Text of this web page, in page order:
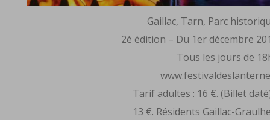
Gaillac, Tarn, Parc
2è édition – Du 1er décembre
Tous les jours de
Tarif adultes : 16 €. (Billet
13 €. Résidents Gaillac-